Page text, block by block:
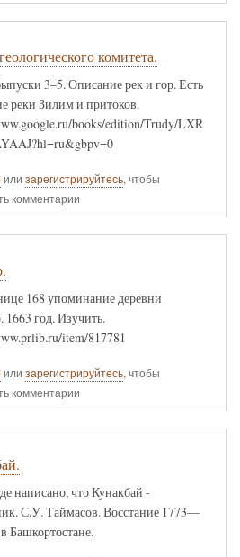
комитета.
3–5. Описание рек и гор. Есть
реки Зилим и притоков.
books/edition/Trudy/LXR
или зарегистрируйтесь, чтобы
комментарии
168 упоминание деревни
1663 год. Изучить.
item/817781
или зарегистрируйтесь, чтобы
комментарии
написано, что Кунакбай -
С.У. Таймасов. Восстание 1773—
Башкортостане.